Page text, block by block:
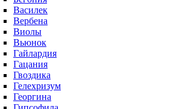
Василек
Вербена
Виолы
Вьюнок
Гайлардия
Гацания
Гвоздика
Гелехризум
Георгина